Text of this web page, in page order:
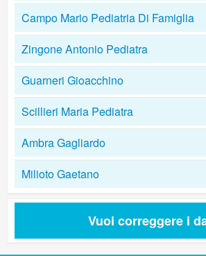
Campo Mario Pediatria Di Famiglia
Zingone Antonio Pediatra
Guarneri Gioacchino
Scillieri Maria Pediatra
Ambra Gagliardo
Milioto Gaetano
Vuoi correggere i